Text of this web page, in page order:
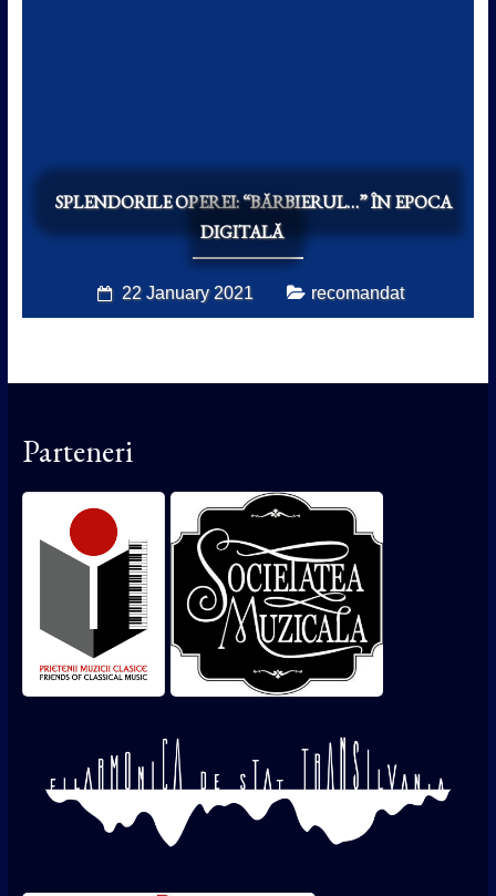
SPLENDORILE OPEREI: “BĂRBIERUL…” ÎN EPOCA
DIGITALĂ
22 January 2021 recomandat
Parteneri